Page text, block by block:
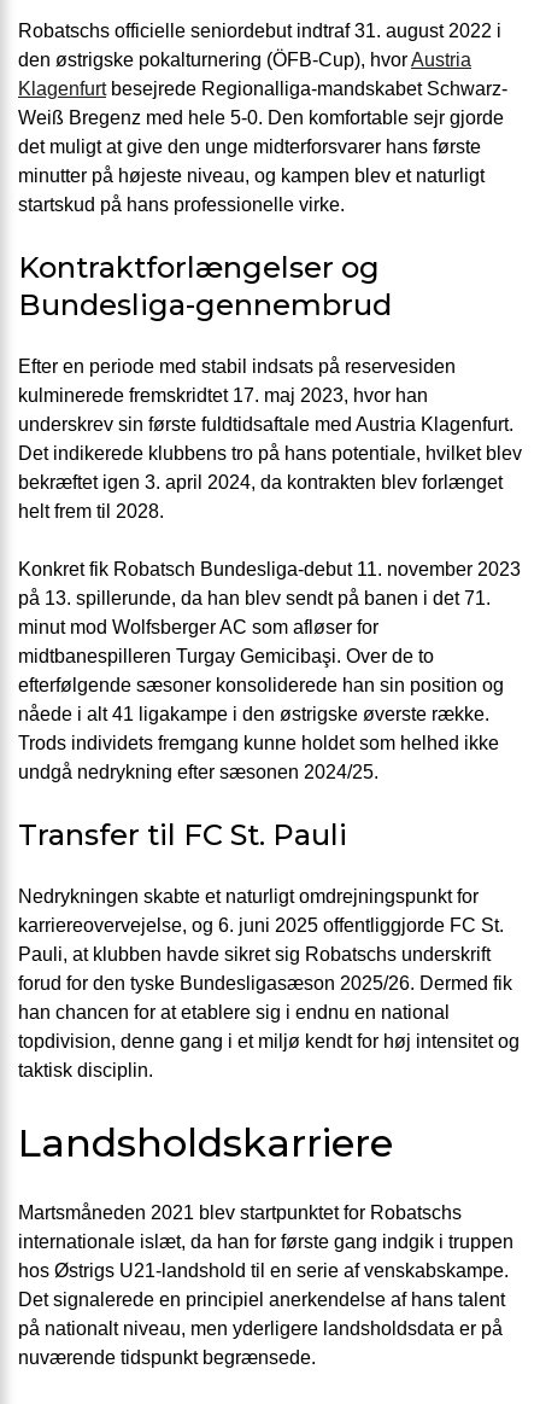
Robatschs officielle seniordebut indtraf 31. august 2022 i
den østrigske pokalturnering (ÖFB-Cup), hvorAustria
Klagenfurtbesejrede Regionalliga-mandskabet Schwarz-
Weiß Bregenz med hele 5-0. Den komfortable sejr gjorde
det muligt at give den unge midterforsvarer hans første
minutter på højeste niveau, og kampen blev et naturligt
startskud på hans professionelle virke.
Kontraktforlængelser og
Bundesliga-gennembrud
Efter en periode med stabil indsats på reservesiden
kulminerede fremskridtet 17. maj 2023, hvor han
underskrev sin første fuldtidsaftale med Austria Klagenfurt.
Det indikerede klubbens tro på hans potentiale, hvilket blev
bekræftet igen 3. april 2024, da kontrakten blev forlænget
helt frem til 2028.
Konkret fik Robatsch Bundesliga-debut 11. november 2023
på 13. spillerunde, da han blev sendt på banen i det 71.
minut mod Wolfsberger AC som afløser for
midtbanespilleren Turgay Gemicibaşi. Over de to
efterfølgende sæsoner konsoliderede han sin position og
nåede i alt 41 ligakampe i den østrigske øverste række.
Trods individets fremgang kunne holdet som helhed ikke
undgå nedrykning efter sæsonen 2024/25.
Transfer til FC St. Pauli
Nedrykningen skabte et naturligt omdrejningspunkt for
karriereovervejelse, og 6. juni 2025 offentliggjorde FC St.
Pauli, at klubben havde sikret sig Robatschs underskrift
forud for den tyske Bundesligasæson 2025/26. Dermed fik
han chancen for at etablere sig i endnu en national
topdivision, denne gang i et miljø kendt for høj intensitet og
taktisk disciplin.
Landsholdskarriere
Martsmåneden 2021 blev startpunktet for Robatschs
internationale islæt, da han for første gang indgik i truppen
hos Østrigs U21-landshold til en serie af venskabskampe.
Det signalerede en principiel anerkendelse af hans talent
på nationalt niveau, men yderligere landsholdsdata er på
nuværende tidspunkt begrænsede.